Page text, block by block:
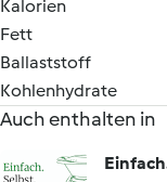
Kalorien
Fett
Ballaststoff
Kohlenhydrate
Auch enthalten in